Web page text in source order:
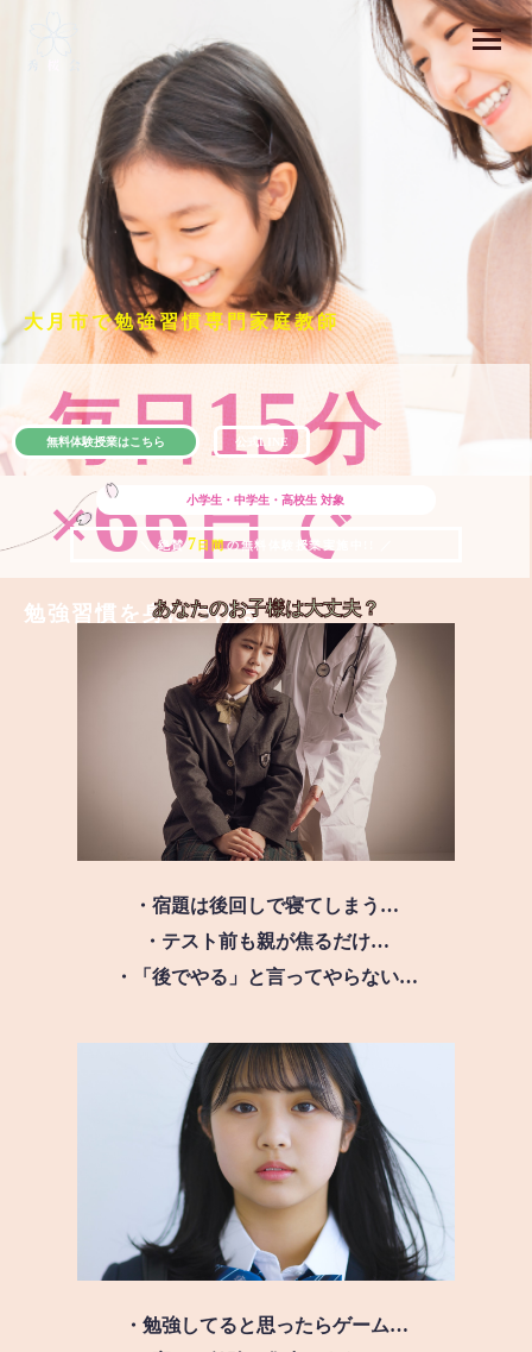
大月市で勉強習慣専門家庭教師
毎日15分
×66日で
勉強習慣を身につける
小学生・中学生・高校生 対象
＼ 絶賛 7 日間の無料体験授業実施中!! ／
無料体験授業はこちら 公式LINE
あなたのお子様は大丈夫？
・宿題は後回しで寝てしまう…
・テスト前も親が焦るだけ…
・「後でやる」と言ってやらない…
・勉強してると思ったらゲーム…